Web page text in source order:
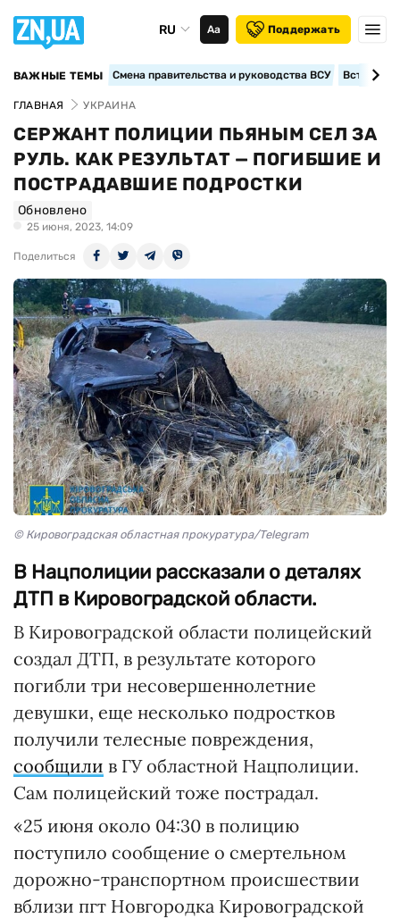
RU Аа Поддержать
ВАЖНЫЕ ТЕМЫ Смена правительства и руководства ВСУ
ГЛАВНАЯ УКРАИНА
СЕРЖАНТ ПОЛИЦИИ ПЬЯНЫМ СЕЛ ЗА
РУЛЬ. КАК РЕЗУЛЬТАТ — ПОГИБШИЕ И
ПОСТРАДАВШИЕ ПОДРОСТКИ
Обновлено
25 июня, 2023, 14:09
Поделиться
© Кировоградская областная прокуратура/Telegram
В Нацполиции рассказали о деталях
ДТП в Кировоградской области.
В Кировоградской области полицейский
создал ДТП, в результате которого
погибли три несовершеннолетние
девушки, еще несколько подростков
получили телесные повреждения,
сообщили в ГУ областной Нацполиции.
Сам полицейский тоже пострадал.
«25 июня около 04:30 в полицию
поступило сообщение о смертельном
дорожно-транспортном происшествии
вблизи пгт Новгородка Кировоградской